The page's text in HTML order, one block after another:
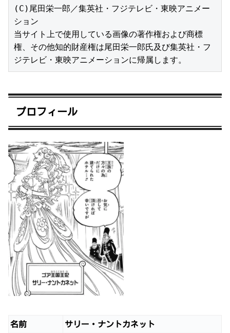
(C)尾田栄一郎／集英社・フジテレビ・東映アニメー
ション
当サイト上で使用している画像の著作権および商標
権、その他知的財産権は尾田栄一郎氏及び集英社・フ
ジテレビ・東映アニメーションに帰属します。
プロフィール
名前 サリー・ナントカネット